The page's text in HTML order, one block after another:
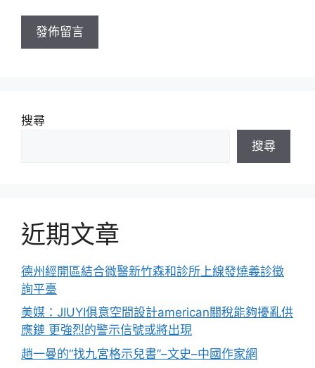
址
搜尋
搜尋
近期文章
德州經開區結合微醫新竹森和診所上線發燒義診徵
詢平臺
美媒：JIUYI俱意空間設計american關稅能夠擾亂供
應鏈 更強烈的警示信號或將出現
趙一曼的“找九宮格示兒書”–文史–中國作家網